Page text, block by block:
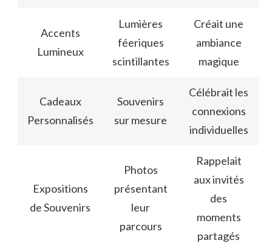
Accents
Lumineux
Lumières
féeriques
scintillantes
Créait une
ambiance
magique
Cadeaux
Personnalisés
Souvenirs
sur mesure
Célébrait les
connexions
individuelles
Expositions
de Souvenirs
Photos
présentant
leur
parcours
Rappelait
aux invités
des
moments
partagés